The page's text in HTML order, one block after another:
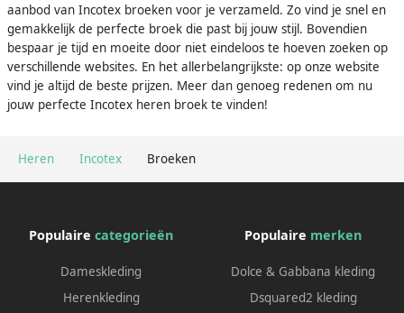
Heren Incotex Broeken
aanbod van Incotex broeken voor je verzameld. Zo vind je snel en
gemakkelijk de perfecte broek die past bij jouw stijl. Bovendien
bespaar je tijd en moeite door niet eindeloos te hoeven zoeken op
verschillende websites. En het allerbelangrijkste: op onze website
vind je altijd de beste prijzen. Meer dan genoeg redenen om nu
jouw perfecte Incotex heren broek te vinden!
Populaire categorieën
Dameskleding
Herenkleding
Populaire merken
Dolce & Gabbana kleding
Dsquared2 kleding